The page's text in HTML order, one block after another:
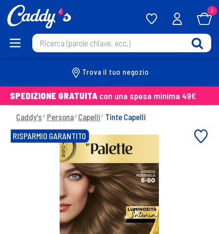
0
Trova il tuo negozio
SPEDIZIONE GRATUITA con una spesa minima 49€
Caddy's Persona Capelli Tinte Capelli
RISPARMIO GARANTITO